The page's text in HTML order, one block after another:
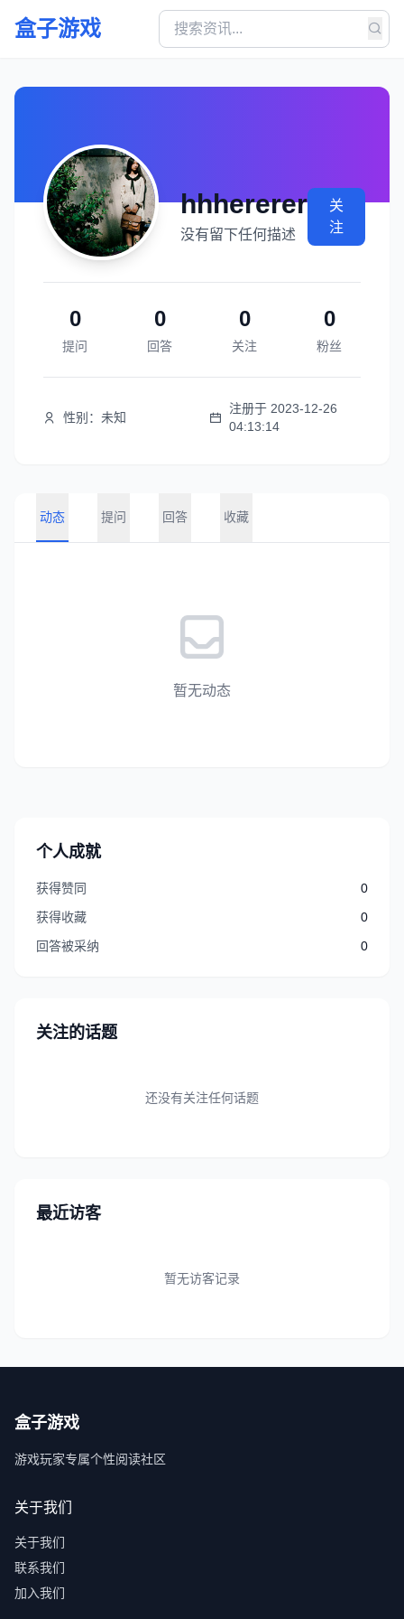
盒子游戏
hhhererer
没有留下任何描述
关
注
0
提问
0
回答
0
关注
0
粉丝
性别：未知
注册于 2023-12-26
04:13:14
动态 提问 回答 收藏
暂无动态
个人成就
获得赞同
0
获得收藏
0
回答被采纳
0
关注的话题
还没有关注任何话题
最近访客
暂无访客记录
盒子游戏
游戏玩家专属个性阅读社区
关于我们
关于我们
联系我们
加入我们